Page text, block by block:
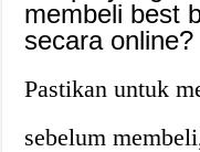
membeli best
secara online?
Pastikan untuk
sebelum